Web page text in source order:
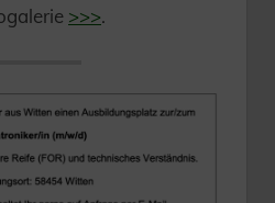
>>>.